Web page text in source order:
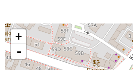
+
-